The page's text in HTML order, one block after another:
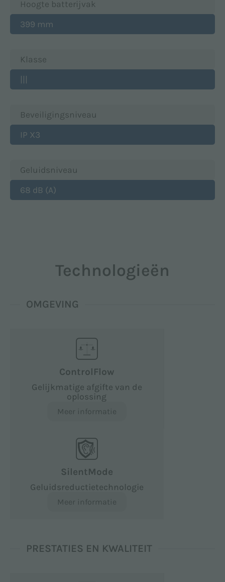
Hoogte batterijvak
399 mm
Klasse
Beveiligingsniveau
IP X3
Geluidsniveau
68 dB (A)
Technologieën
OMGEVING
ControlFlow
Gelijkmatige afgifte van de
oplossing
Meer informatie
SilentMode
Geluidsreductietechnologie
Meer informatie
PRESTATIES EN KWALITEIT